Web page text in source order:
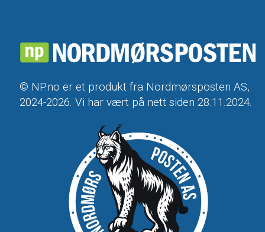
© NP.no er et produkt fra Nordmørsposten AS,
2024-2026. Vi har vært på nett siden 28.11.2024.